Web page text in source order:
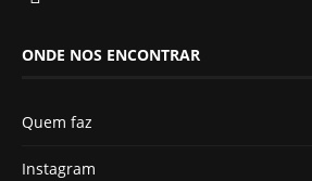
ONDE NOS ENCONTRAR
Quem faz
Instagram